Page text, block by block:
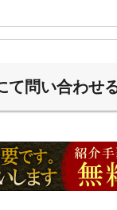
て問い合わせ